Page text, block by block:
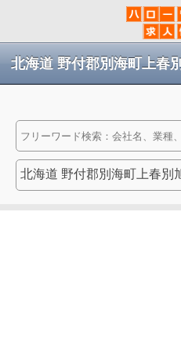
北海道 野付郡別海町上春